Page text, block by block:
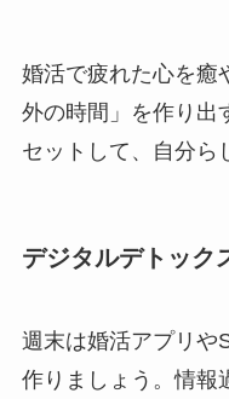
婚活で疲れた心を癒
外の時間」を作り出
セットして、自分ら
デジタルデトック
週末は婚活アプリや
作りましょう。情報